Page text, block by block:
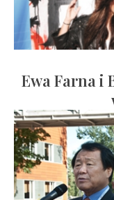
Ewa Farna i